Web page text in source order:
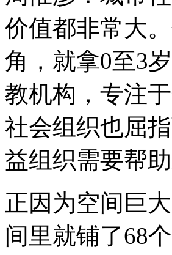
价值都非常大
角，就拿0至3
教机构，专注
社会组织也屈
益组织需要帮
正因为空间巨
间里就铺了68